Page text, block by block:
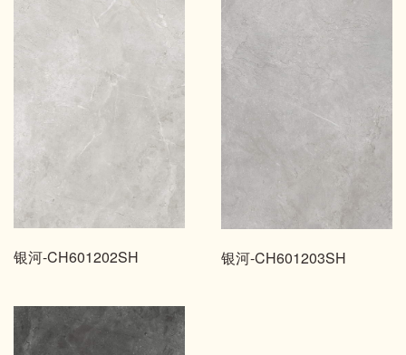
银河-CH601202SH 银河-CH601203SH